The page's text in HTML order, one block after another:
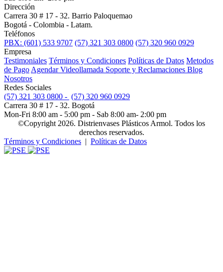
Dirección
Carrera 30 # 17 - 32. Barrio Paloquemao
Bogotá - Colombia - Latam.
Teléfonos
PBX: (601) 533 9707 (57) 321 303 0800 (57) 320 960 0929
Empresa
Testimoniales Términos y Condiciones Políticas de Datos Metodos
de Pago Agendar Videollamada Soporte y Reclamaciones Blog
Nosotros
Redes Sociales
(57) 321 303 0800 - (57) 320 960 0929
Carrera 30 # 17 - 32. Bogotá
Mon-Fri 8:00 am - 5:00 pm - Sab 8:00 am- 2:00 pm
©Copyright 2026. Distrienvases Plásticos Armol. Todos los
derechos reservados.
Términos y Condiciones | Políticas de Datos